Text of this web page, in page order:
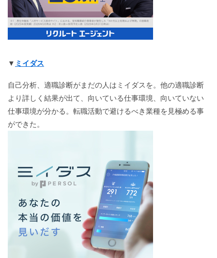
▼ ミイダス
自己分析、適職診断がまだの人はミイダスを。他の適職診断
より詳しく結果が出て、向いている仕事環境、向いていない
仕事環境が分かる。転職活動で避けるべき業種を見極める事
ができた。